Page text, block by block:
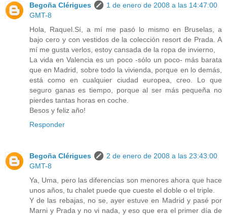
Begoña Clérigues
1 de enero de 2008 a las 14:47:00
GMT-8
Hola, Raquel.Sí, a mí me pasó lo mismo en Bruselas, a
bajo cero y con vestidos de la colección resort de Prada. A
mí me gusta verlos, estoy cansada de la ropa de invierno,
La vida en Valencia es un poco -sólo un poco- más barata
que en Madrid, sobre todo la vivienda, porque en lo demás,
está como en cualquier ciudad europea, creo. Lo que
seguro ganas es tiempo, porque al ser más pequeña no
pierdes tantas horas en coche.
Besos y feliz año!
Responder
Begoña Clérigues
2 de enero de 2008 a las 23:43:00
GMT-8
Ya, Uma, pero las diferencias son menores ahora que hace
unos años, tu chalet puede que cueste el doble o el triple.
Y de las rebajas, no se, ayer estuve en Madrid y pasé por
Marni y Prada y no vi nada, y eso que era el primer día de